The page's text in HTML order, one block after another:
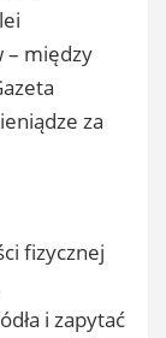
– między
za
fizycznej
i zapytać